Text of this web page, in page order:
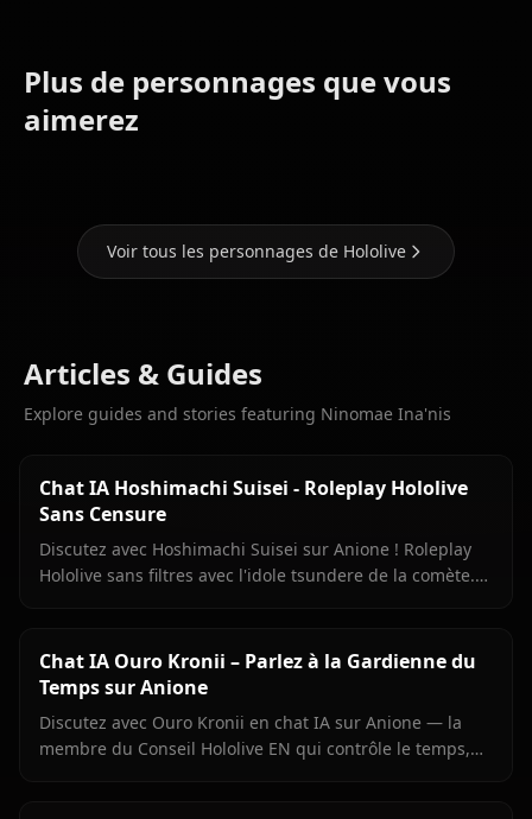
Plus de personnages que vous
aimerez
Houshou
Voir tous les personnages de Hololive
Articles & Guides
Explore guides and stories featuring Ninomae Ina'nis
Chat IA Hoshimachi Suisei - Roleplay Hololive
Sans Censure
Discutez avec Hoshimachi Suisei sur Anione ! Roleplay
Hololive sans filtres avec l'idole tsundere de la comète.
Chat IA Ouro Kronii – Parlez à la Gardienne du
Temps sur Anione
Discutez avec Ouro Kronii en chat IA sur Anione — la
membre du Conseil Hololive EN qui contrôle le temps,